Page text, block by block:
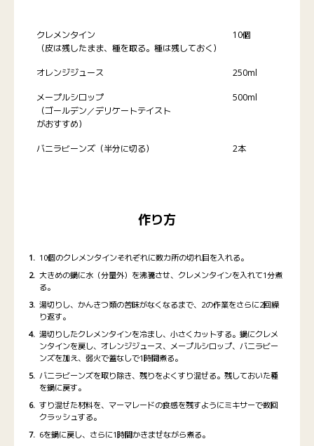
クレメンタイン
（皮は残したまま、種を取る。種は残しておく）
10個
オレンジジュース 250ml
メープルシロップ
（ゴールデン／デリケートテイスト
がおすすめ）
500ml
バニラビーンズ（半分に切る） 2本
作り方
10個のクレメンタインそれぞれに数カ所の切れ目を入れる。
大きめの鍋に水（分量外）を沸騰させ、クレメンタインを入れて1分煮
る。
湯切りし、かんきつ類の苦味がなくなるまで、2の作業をさらに2回繰
り返す。
湯切りしたクレメンタインを冷まし、小さくカットする。鍋にクレメ
ンタインを戻し、オレンジジュース、メープルシロップ、バニラビー
ンズを加え、弱火で蓋なしで1時間煮る。
バニラビーンズを取り除き、残りをよくすり混ぜる。残しておいた種
を鍋に戻す。
すり混ぜた材料を、マーマレードの食感を残すようにミキサーで数回
クラッシュする。
6を鍋に戻し、さらに1時間かきまぜながら煮る。